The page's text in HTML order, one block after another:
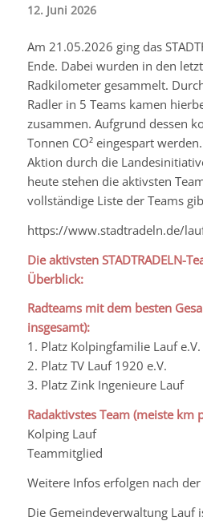
12. Juni 2026
Am 21.05.2026 ging das
Ende. Dabei wurden in den
Radkilometer gesammelt.
Radler in 5 Teams kamen
zusammen. Aufgrund dessen
Tonnen CO² eingespart
Aktion durch die
heute stehen die aktivsten
vollständige Liste der Teams
https://www.stadtradeln.de/
Die aktivsten STADTRADELN-
Überblick:
Radteams mit dem besten
insgesamt):
1. Platz Kolpingfamilie
2. Platz TV Lauf 1920
3. Platz Zink
Radaktivstes Team (meiste km
Kolping Lauf
Teammitglied
Weitere Infos erfolgen nach
Die Gemeindeverwaltung Lauf